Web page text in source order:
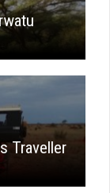
Traveller